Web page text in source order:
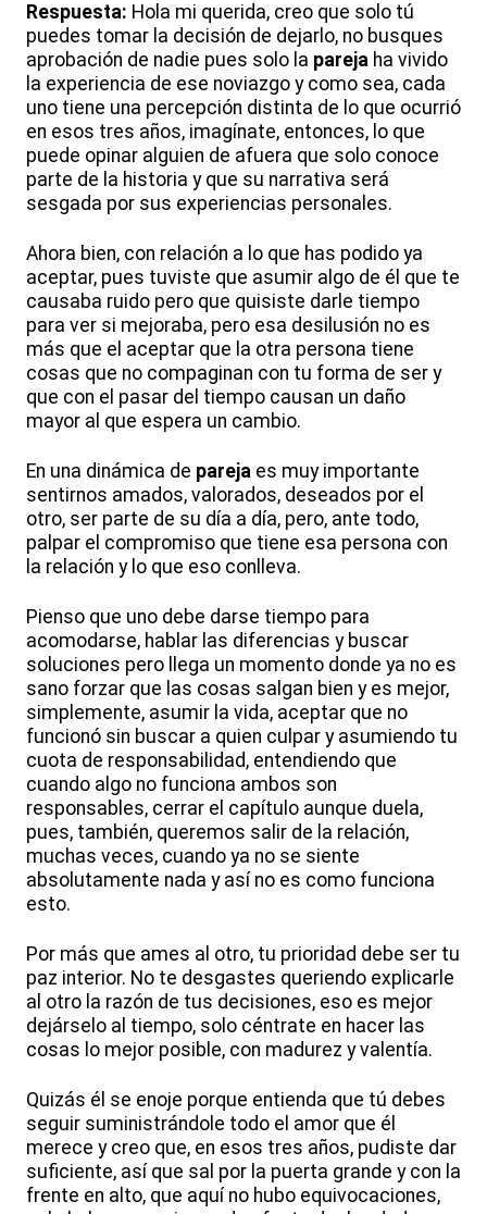
Respuesta: Hola mi querida, creo que solo tú
puedes tomar la decisión de dejarlo, no busques
aprobación de nadie pues solo la pareja ha vivido
la experiencia de ese noviazgo y como sea, cada
uno tiene una percepción distinta de lo que ocurrió
en esos tres años, imagínate, entonces, lo que
puede opinar alguien de afuera que solo conoce
parte de la historia y que su narrativa será
sesgada por sus experiencias personales.
Ahora bien, con relación a lo que has podido ya
aceptar, pues tuviste que asumir algo de él que te
causaba ruido pero que quisiste darle tiempo
para ver si mejoraba, pero esa desilusión no es
más que el aceptar que la otra persona tiene
cosas que no compaginan con tu forma de ser y
que con el pasar del tiempo causan un daño
mayor al que espera un cambio.
En una dinámica de pareja es muy importante
sentirnos amados, valorados, deseados por el
otro, ser parte de su día a día, pero, ante todo,
palpar el compromiso que tiene esa persona con
la relación y lo que eso conlleva.
Pienso que uno debe darse tiempo para
acomodarse, hablar las diferencias y buscar
soluciones pero llega un momento donde ya no es
sano forzar que las cosas salgan bien y es mejor,
simplemente, asumir la vida, aceptar que no
funcionó sin buscar a quien culpar y asumiendo tu
cuota de responsabilidad, entendiendo que
cuando algo no funciona ambos son
responsables, cerrar el capítulo aunque duela,
pues, también, queremos salir de la relación,
muchas veces, cuando ya no se siente
absolutamente nada y así no es como funciona
esto.
Por más que ames al otro, tu prioridad debe ser tu
paz interior. No te desgastes queriendo explicarle
al otro la razón de tus decisiones, eso es mejor
dejárselo al tiempo, solo céntrate en hacer las
cosas lo mejor posible, con madurez y valentía.
Quizás él se enoje porque entienda que tú debes
seguir suministrándole todo el amor que él
merece y creo que, en esos tres años, pudiste dar
suficiente, así que sal por la puerta grande y con la
frente en alto, que aquí no hubo equivocaciones,